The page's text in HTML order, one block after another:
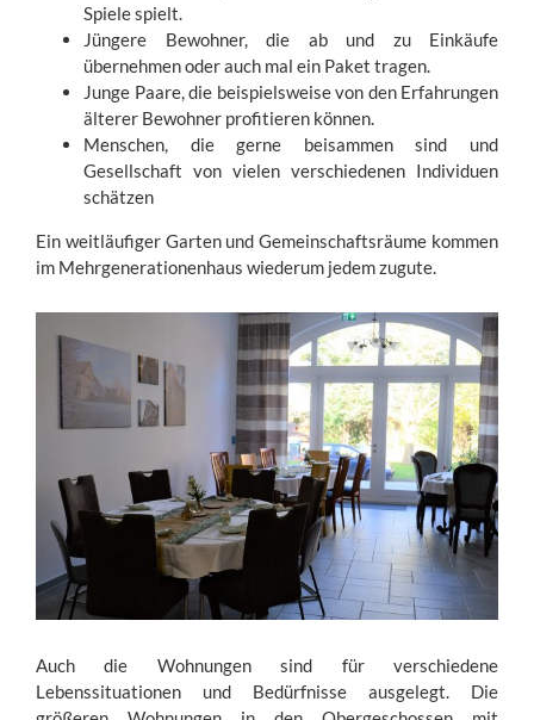
Spiele spielt.
Jüngere Bewohner, die ab und zu Einkäufe
übernehmen oder auch mal ein Paket tragen.
Junge Paare, die beispielsweise von den Erfahrungen
älterer Bewohner profitieren können.
Menschen, die gerne beisammen sind und
Gesellschaft von vielen verschiedenen Individuen
schätzen
Ein weitläufiger Garten und Gemeinschaftsräume kommen
im Mehrgenerationenhaus wiederum jedem zugute.
Auch die Wohnungen sind für verschiedene
Lebenssituationen und Bedürfnisse ausgelegt. Die